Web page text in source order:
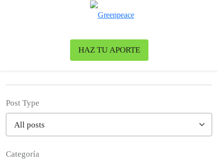
HAZ TU APORTE
News & Stories
Post Type
Categoría